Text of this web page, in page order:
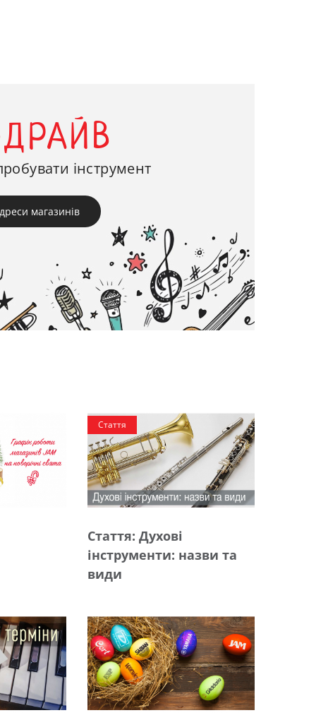
інструмент
магазинів
Стаття
Стаття: Духові
інструменти: назви та
види